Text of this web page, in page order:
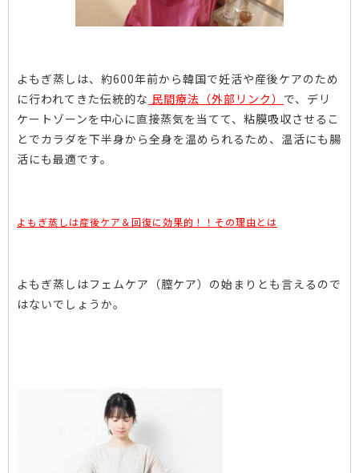
よもぎ蒸しは、約600年前から韓国で妊活や産後ケアのため
に行われてきた伝統的な 民間療法（外部リンク） で、デリ
ケートゾーンを中心に直接蒸気を当てて、粘膜吸収させるこ
とでカラダを下半身から全身を温められるため、温活にも腸
活にも最適です。
よもぎ蒸しは産後ケア＆回復に効果的！！その理由とは
よもぎ蒸しはフェムケア（膣ケア）の始まりとも言えるので
はないでしょうか。